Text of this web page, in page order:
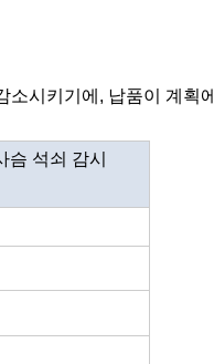
시키기에, 납품이 계획에
석쇠 감시